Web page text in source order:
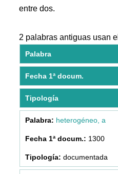
entre dos.
2 palabras antiguas usan
Palabra
Fecha 1ª docum.
Tipología
heterogéneo, a
1300
documentada